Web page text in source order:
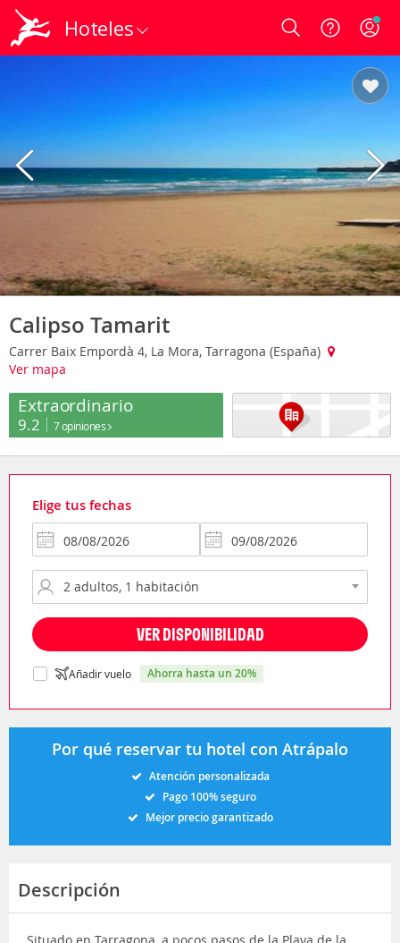
Hoteles Login
Calipso Tamarit
Carrer Baix Empordà 4, La Mora, Tarragona (España)
Ver mapa
Extraordinario
9.2 7 opiniones
Elige tus fechas
VER DISPONIBILIDAD
Añadir vuelo ahorra hasta un 20%
Por qué reservar tu hotel con Atrápalo
Atención personalizada
Pago 100% seguro
Mejor precio garantizado
Descripción